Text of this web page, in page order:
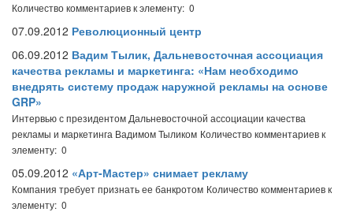
Количество комментариев к элементу: 0
07.09.2012 Революционный центр
06.09.2012 Вадим Тылик, Дальневосточная ассоциация
качества рекламы и маркетинга: «Нам необходимо
внедрять систему продаж наружной рекламы на основе
GRP»
Интервью с президентом Дальневосточной ассоциации качества
рекламы и маркетинга Вадимом Тыликом Количество комментариев к
элементу: 0
05.09.2012 «Арт-Мастер» снимает рекламу
Компания требует признать ее банкротом Количество комментариев к
элементу: 0